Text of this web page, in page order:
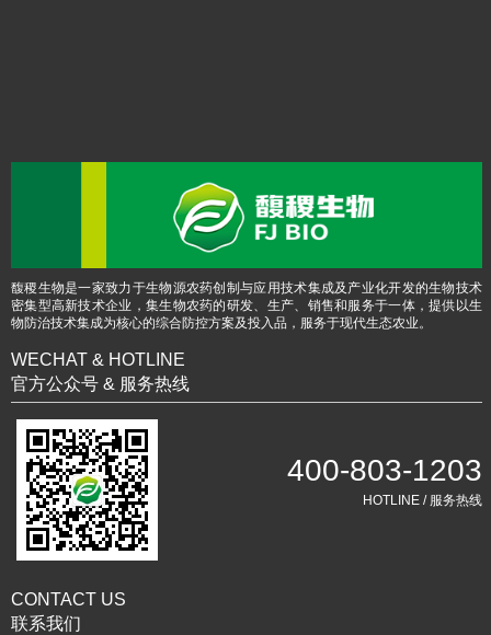
馥稷生物是一家致力于生物源农药创制与应用技术集成及产业化开发的生物技术
密集型高新技术企业，集生物农药的研发、生产、销售和服务于一体，提供以生
物防治技术集成为核心的综合防控方案及投入品，服务于现代生态农业。
WECHAT & HOTLINE
官方公众号 & 服务热线
400-803-1203
HOTLINE / 服务热线
CONTACT US
联系我们